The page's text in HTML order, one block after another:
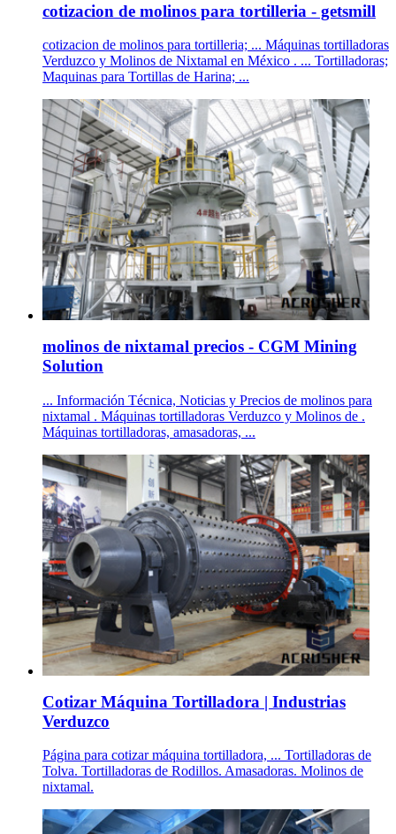
cotizacion de molinos para tortilleria - getsmill
cotizacion de molinos para tortilleria; ... Máquinas tortilladoras
Verduzco y Molinos de Nixtamal en México . ... Tortilladoras;
Maquinas para Tortillas de Harina; ...
molinos de nixtamal precios - CGM Mining
Solution
... Información Técnica, Noticias y Precios de molinos para
nixtamal . Máquinas tortilladoras Verduzco y Molinos de .
Máquinas tortilladoras, amasadoras, ...
Cotizar Máquina Tortilladora | Industrias
Verduzco
Página para cotizar máquina tortilladora, ... Tortilladoras de
Tolva. Tortilladoras de Rodillos. Amasadoras. Molinos de
nixtamal.